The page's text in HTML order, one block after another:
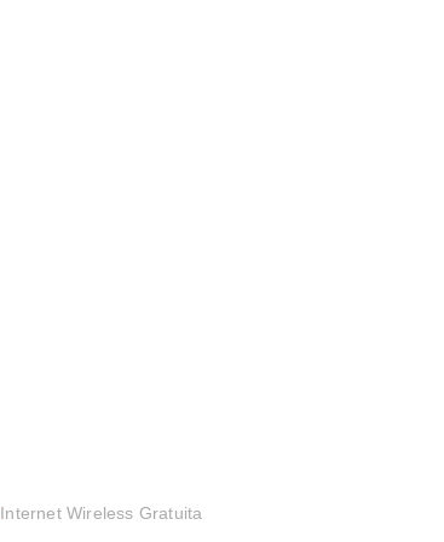
Internet Wireless Gratuita